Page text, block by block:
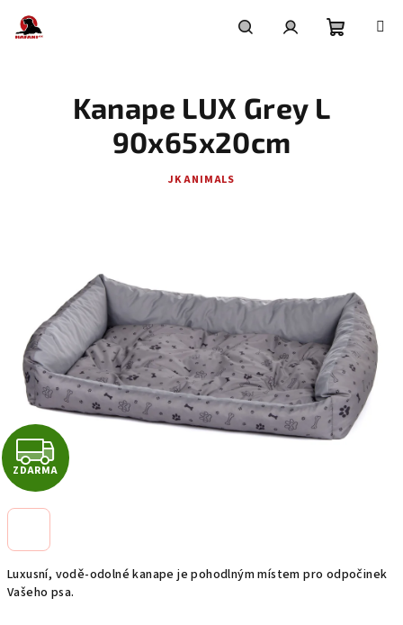
obsah
Luxusní, vodě-odolné kanape je pohodlným místem pro odpočinek
Vašeho psa.
Kanape LUX Grey L
90x65x20cm
JK ANIMALS
Z
D
R
M
ZDARMA